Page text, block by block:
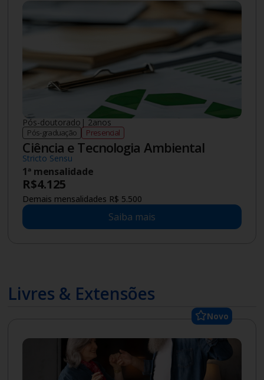
Pós-doutorado | 2anos
Pós-graduação Presencial
Ciência e Tecnologia Ambiental
Stricto Sensu
1ª mensalidade
R$4.125
Demais mensalidades R$ 5.500
Saiba mais
Livres & Extensões
Novo